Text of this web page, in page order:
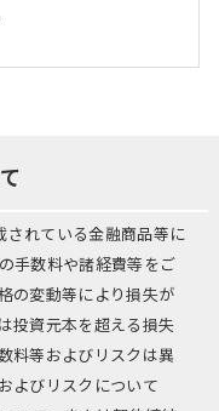
されている金融商品等に
手数料や諸経費等をご
の変動等により損失が
投資元本を超える損失
料等およびリスクは異
よびリスクについて